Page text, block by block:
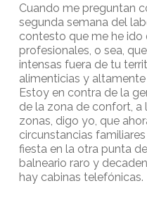
Cuando me preguntan
segunda semana del
contesto que me he ido
profesionales, o sea,
intensas fuera de tu
alimenticias y
Estoy en contra de la
de la zona de confort,
zonas, digo yo, que
circunstancias
fiesta en la otra punta
balneario raro y
hay cabinas telefónicas.